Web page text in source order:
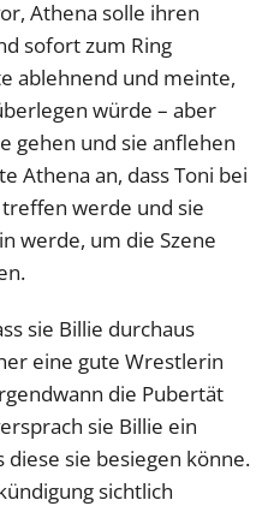
Athena solle ihren
sofort zum Ring
ablehnend und meinte,
würde – aber
gehen und sie anflehen
Athena an, dass Toni bei
werde und sie
werde, um die Szene
sie Billie durchaus
eine gute Wrestlerin
die Pubertät
sie Billie ein
sie besiegen könne.
sichtlich